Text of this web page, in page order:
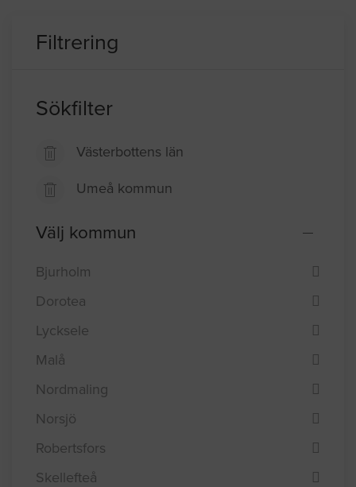
Filtrering
Sökfilter
Västerbottens län
Umeå kommun
Välj kommun
Bjurholm
Dorotea
Lycksele
Malå
Nordmaling
Norsjö
Robertsfors
Skellefteå